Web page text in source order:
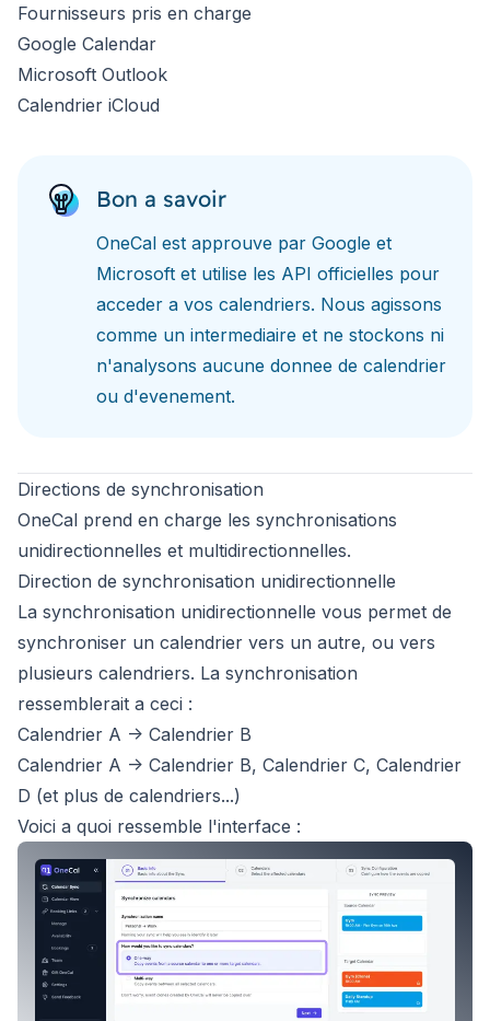
Fournisseurs pris en charge
Google Calendar
Microsoft Outlook
Calendrier iCloud
Bon a savoir
OneCal est approuve par Google et
Microsoft et utilise les API officielles pour
acceder a vos calendriers. Nous agissons
comme un intermediaire et ne stockons ni
n'analysons aucune donnee de calendrier
ou d'evenement.
Directions de synchronisation
OneCal prend en charge les synchronisations
unidirectionnelles et multidirectionnelles.
Direction de synchronisation unidirectionnelle
La synchronisation unidirectionnelle vous permet de
synchroniser un calendrier vers un autre, ou vers
plusieurs calendriers. La synchronisation
ressemblerait a ceci :
Calendrier A -> Calendrier B
Calendrier A -> Calendrier B, Calendrier C, Calendrier
D (et plus de calendriers...)
Voici a quoi ressemble l'interface :